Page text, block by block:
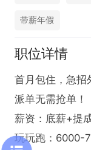
带薪年假
职位详情
首月包住，急招
派单无需抢单！
薪资：底薪+提
玩玩跑：6000-